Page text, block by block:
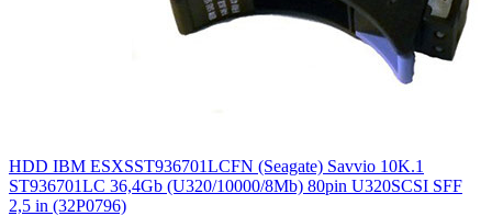
HDD IBM ESXSST936701LCFN (Seagate) Savvio 10K.1
ST936701LC 36,4Gb (U320/10000/8Mb) 80pin U320SCSI SFF
2,5 in (32P0796)